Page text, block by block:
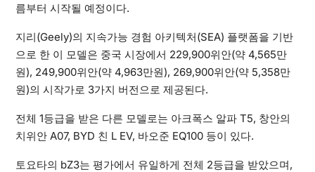
름부터 시작될 예정이다.
지리(Geely)의 지속가능 경험 아키텍처(SEA) 플랫폼을 기반
으로 한 이 모델은 중국 시장에서 229,900위안(약 4,565만
원), 249,900위안(약 4,963만원), 269,900위안(약 5,358만
원)의 시작가로 3가지 버전으로 제공된다.
전체 1등급을 받은 다른 모델로는 아크폭스 알파 T5, 창안의
치위안 A07, BYD 친 L EV, 바오준 EQ100 등이 있다.
토요타의 bZ3는 평가에서 유일하게 전체 2등급을 받았으며,